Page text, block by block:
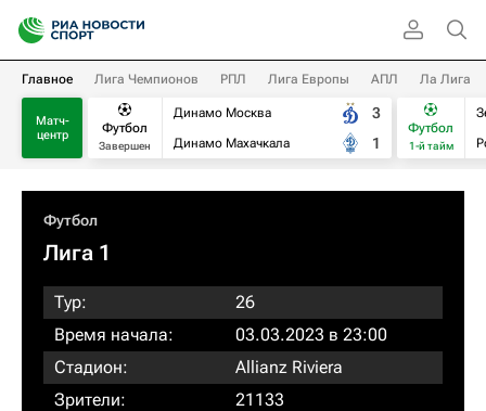
Главное Лига Чемпионов РПЛ Лига Европы АПЛ Ла Лига
Матч-
центр
Футбол
Завершен
Динамо Москва
Динамо Махачкала
3
1
Футбол
1-й тайм
Футбол
Лига 1
Тур:
26
Время начала:
03.03.2023 в 23:00
Стадион:
Allianz Riviera
Зрители:
21133